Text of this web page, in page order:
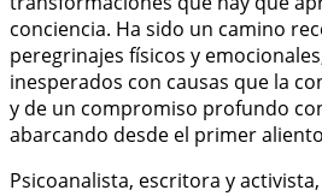
conciencia. Ha sido un camino
peregrinajes físicos y
inesperados con causas que la
y de un compromiso profundo
abarcando desde el primer
Psicoanalista, escritora y